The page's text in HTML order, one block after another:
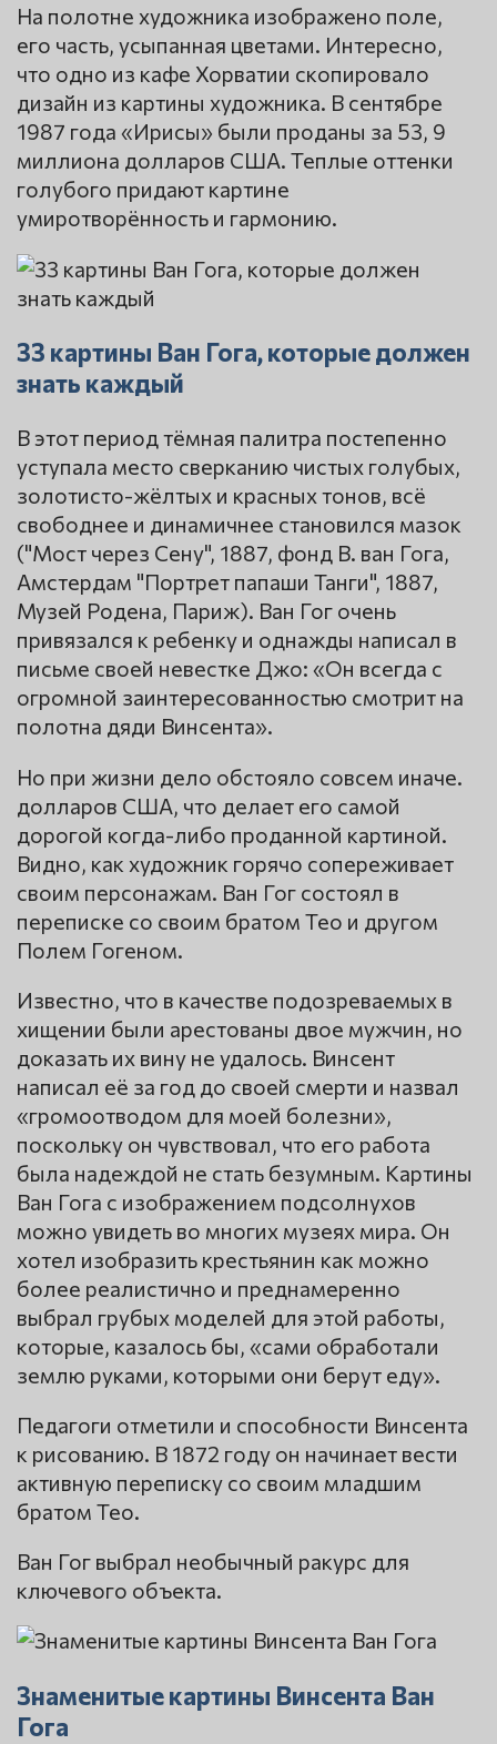
На полотне художника изображено поле,
его часть, усыпанная цветами. Интересно,
что одно из кафе Хорватии скопировало
дизайн из картины художника. В сентябре
1987 года «Ирисы» были проданы за 53, 9
миллиона долларов США. Теплые оттенки
голубого придают картине
умиротворённость и гармонию.
33 картины Ван Гога, которые должен
знать каждый
В этот период тёмная палитра постепенно
уступала место сверканию чистых голубых,
золотисто-жёлтых и красных тонов, всё
свободнее и динамичнее становился мазок
("Мост через Сену", 1887, фонд В. ван Гога,
Амстердам "Портрет папаши Танги", 1887,
Музей Родена, Париж). Ван Гог очень
привязался к ребенку и однажды написал в
письме своей невестке Джо: «Он всегда с
огромной заинтересованностью смотрит на
полотна дяди Винсента».
Но при жизни дело обстояло совсем иначе.
долларов США, что делает его самой
дорогой когда-либо проданной картиной.
Видно, как художник горячо сопереживает
своим персонажам. Ван Гог состоял в
переписке со своим братом Тео и другом
Полем Гогеном.
Известно, что в качестве подозреваемых в
хищении были арестованы двое мужчин, но
доказать их вину не удалось. Винсент
написал её за год до своей смерти и назвал
«громоотводом для моей болезни»,
поскольку он чувствовал, что его работа
была надеждой не стать безумным. Картины
Ван Гога с изображением подсолнухов
можно увидеть во многих музеях мира. Он
хотел изобразить крестьянин как можно
более реалистично и преднамеренно
выбрал грубых моделей для этой работы,
которые, казалось бы, «сами обработали
землю руками, которыми они берут еду».
Педагоги отметили и способности Винсента
к рисованию. В 1872 году он начинает вести
активную переписку со своим младшим
братом Тео.
Ван Гог выбрал необычный ракурс для
ключевого объекта.
Знаменитые картины Винсента Ван
Гога